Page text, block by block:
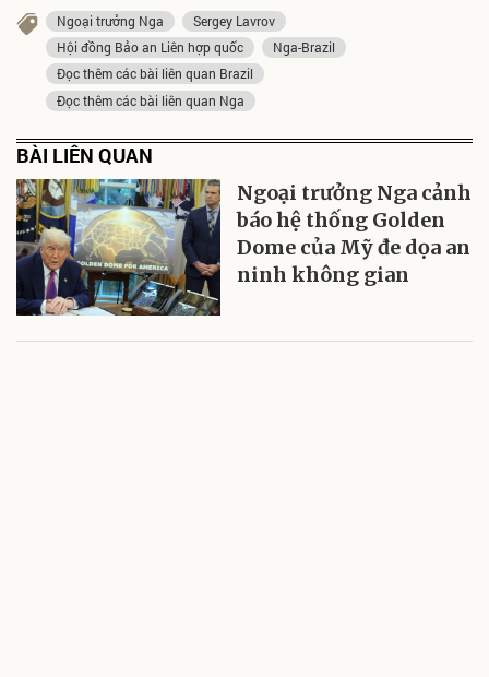
Ngoại trưởng Nga
Sergey Lavrov
Hội đồng Bảo an Liên hợp quốc
Nga-Brazil
Đọc thêm các bài liên quan Brazil
Đọc thêm các bài liên quan Nga
BÀI LIÊN QUAN
Ngoại trưởng Nga cảnh
báo hệ thống Golden
Dome của Mỹ đe dọa an
ninh không gian